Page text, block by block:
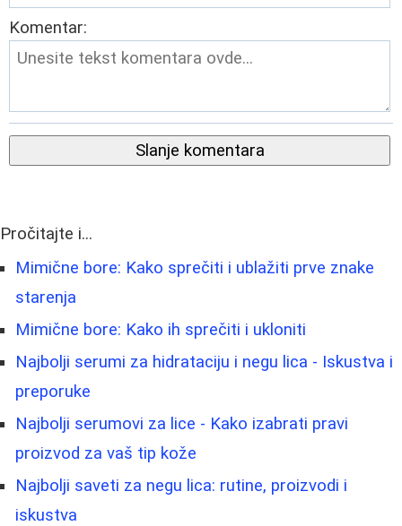
Komentar:
Slanje komentara
Pročitajte i...
Mimične bore: Kako sprečiti i ublažiti prve znake
starenja
Mimične bore: Kako ih sprečiti i ukloniti
Najbolji serumi za hidrataciju i negu lica - Iskustva i
preporuke
Najbolji serumovi za lice - Kako izabrati pravi
proizvod za vaš tip kože
Najbolji saveti za negu lica: rutine, proizvodi i
iskustva